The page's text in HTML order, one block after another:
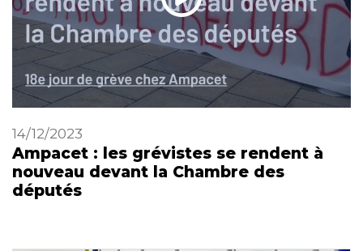
14/12/2023
Ampacet : les grévistes se rendent à
nouveau devant la Chambre des
députés